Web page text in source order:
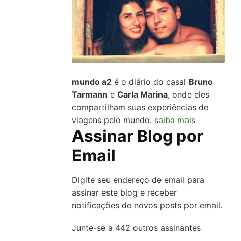
mundo a2 é o diário do casal Bruno
Tarmann e Carla Marina, onde eles
compartilham suas experiências de
viagens pelo mundo. saiba mais
Assinar Blog por
Email
Digite seu endereço de email para
assinar este blog e receber
notificações de novos posts por email.
Junte-se a 442 outros assinantes